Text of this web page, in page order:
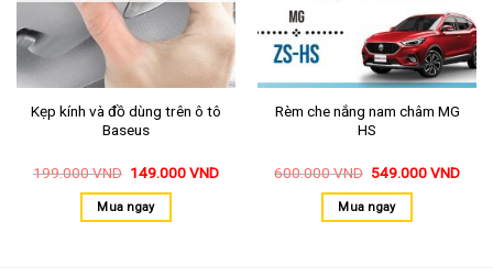
Kẹp kính và đồ dùng trên ô tô
Baseus
199.000VND 149.000VND
Mua ngay
Rèm che nắng nam châm MG
HS
600.000VND 549.000VND
Mua ngay